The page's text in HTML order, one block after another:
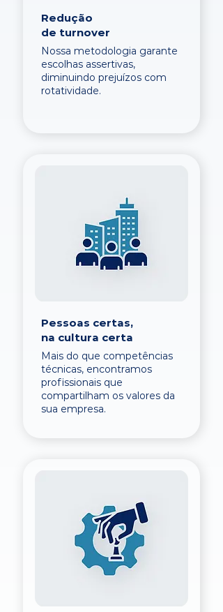
Redução
de turnover
Nossa metodologia garante
escolhas assertivas,
diminuindo prejuízos com
rotatividade.
Pessoas certas,
na cultura certa
Mais do que competências
técnicas, encontramos
profissionais que
compartilham os valores da
sua empresa.